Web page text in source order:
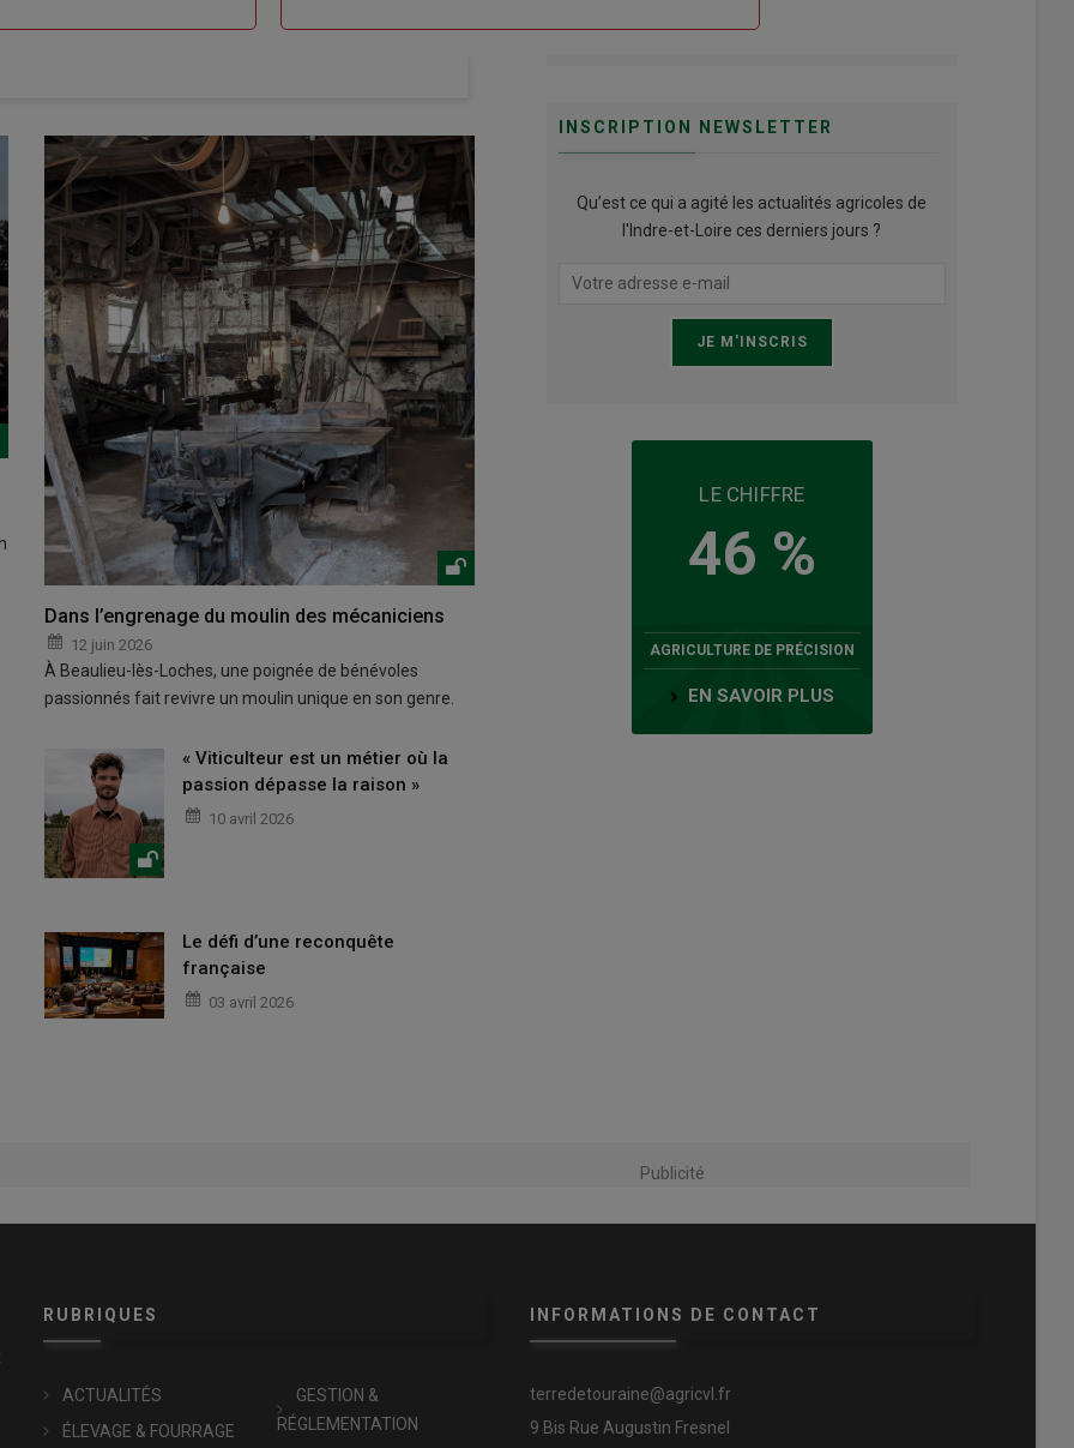
Dans l’engrenage du moulin des mécaniciens
12 juin 2026
À Beaulieu-lès-Loches, une poignée de bénévoles
passionnés fait revivre un moulin unique en son genre.
« Viticulteur est un métier où la
passion dépasse la raison »
10 avril 2026
Le défi d’une reconquête
française
03 avril 2026
INSCRIPTION NEWSLETTER
Qu’est ce qui a agité les actualités agricoles de
l'Indre-et-Loire ces derniers jours ?
LE CHIFFRE
46 %
AGRICULTURE DE PRÉCISION
EN SAVOIR PLUS
Publicité
RUBRIQUES
ACTUALITÉS
ÉLEVAGE & FOURRAGE
GESTION &
RÉGLEMENTATION
INFORMATIONS DE CONTACT
terredetouraine@agricvl.fr
9 Bis Rue Augustin Fresnel